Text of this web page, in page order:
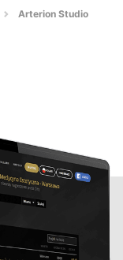
Arterion Studio